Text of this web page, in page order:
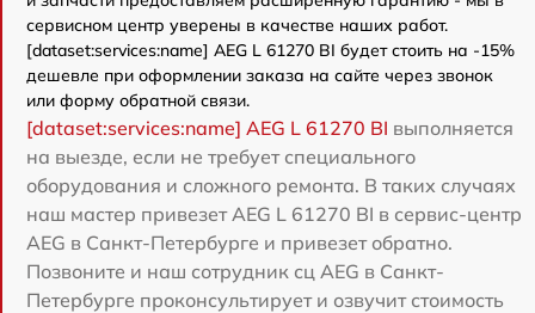
сервисном центр уверены в качестве наших работ.
[dataset:services:name] AEG L 61270 BI будет стоить на -15%
дешевле при оформлении заказа на сайте через звонок
или форму обратной связи.
[dataset:services:name] AEG L 61270 BI выполняется
на выезде, если не требует специального
оборудования и сложного ремонта. В таких случаях
наш мастер привезет AEG L 61270 BI в сервис-центр
AEG в Санкт-Петербурге и привезет обратно.
Позвоните и наш сотрудник сц AEG в Санкт-
Петербурге проконсультирует и озвучит стоимость